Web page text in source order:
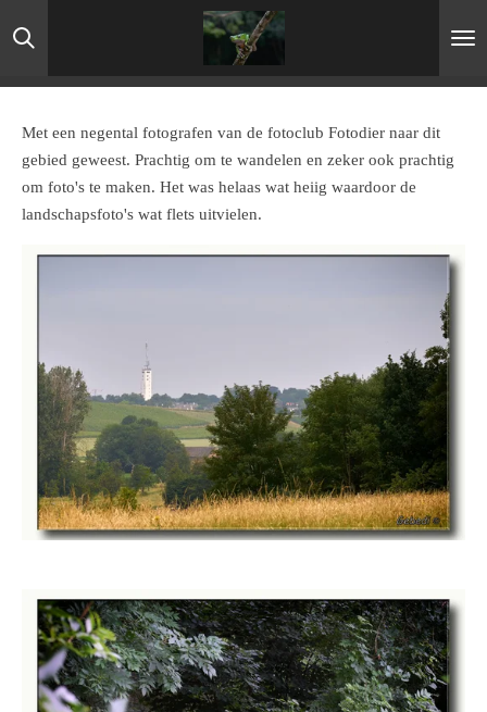
Ga
direct
hoofdinhoud
Met een negental fotografen van de fotoclub Fotodier naar dit
gebied geweest. Prachtig om te wandelen en zeker ook prachtig
om foto's te maken. Het was helaas wat heiig waardoor de
landschapsfoto's wat flets uitvielen.